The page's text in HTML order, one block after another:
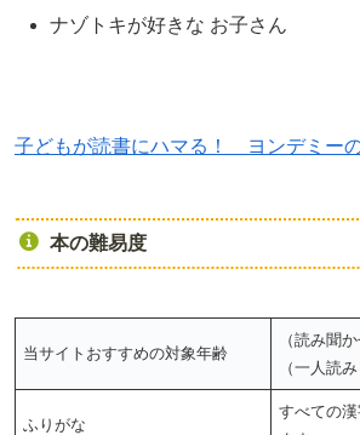
ナゾトキが好きな お子さん
子どもが読書にハマる！ ヨンデミー
本の難易度
当サイトおすすめの対象年齢
（読み聞
（一人読
ふりがな
すべての